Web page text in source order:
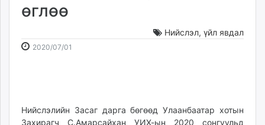
news.mn
Baabar.mn
Livetv.mn
Eguur.mn
өглөө
Нийслэл, үйл явдал
2020/07/01
Нийслэлийн Засаг дарга бөгөөд Улаанбаатар хотын
Захирагч С.Амарсайхан УИХ-ын 2020 сонгуульд